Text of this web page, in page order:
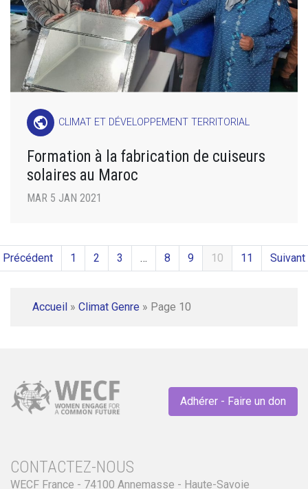
public CLIMAT ET DÉVELOPPEMENT TERRITORIAL
Formation à la fabrication de cuiseurs
solaires au Maroc
MAR 5 JAN 2021
Précédent 1 2 3 … 8 9 10 11 Suivant
Accueil » Climat Genre » Page 10
Adhérer - Faire un don
CONTACTEZ-NOUS
WECF France - 74100 Annemasse - Haute-Savoie